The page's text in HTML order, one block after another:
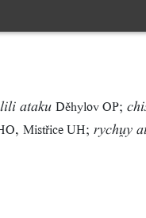
ataku Děhylov OP;
, Mistřice UH; rychy